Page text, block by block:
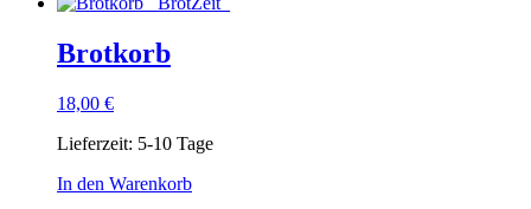
Brotkorb
18,00 €
Lieferzeit: 5-10 Tage
In den Warenkorb